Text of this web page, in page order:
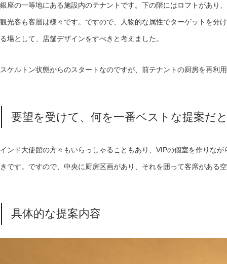
銀座の一等地にある施設内のテナントです。下の階にはロフトがあり
観光客も客層は様々です。ですので、人物的な属性でターゲットを分
る場として、店舗デザインをすべきと考えました。
スケルトン状態からのスタートなのですが、前テナントの厨房を再利
要望を受けて、何を一番ベストな提案だ
インド大使館の方々もいらっしゃることもあり、VIPの個室を作りな
きです。ですので、中央に厨房区画があり、それを囲って客席がある
具体的な提案内容